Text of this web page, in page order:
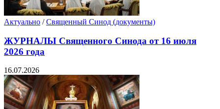
Актуально /Священный Синод (документы)
ЖУРНАЛЫ Священного Синода от 16 июля
2026 года
16.07.2026